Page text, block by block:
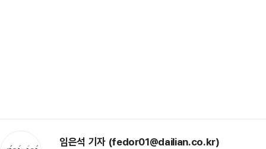
임은석 기자 (fedor01@dailian.co.kr)